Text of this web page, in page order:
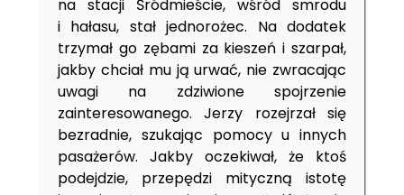
na stacji Śródmieście, wśród smrodu
i hałasu, stał jednorożec. Na dodatek
trzymał go zębami za kieszeń i szarpał,
jakby chciał mu ją urwać, nie zwracając
uwagi na zdziwione spojrzenie
zainteresowanego. Jerzy rozejrzał się
bezradnie, szukając pomocy u innych
pasażerów. Jakby oczekiwał, że ktoś
podejdzie, przepędzi mityczną istotę